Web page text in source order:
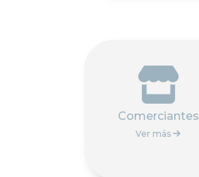

Comerciantes
Ver más 